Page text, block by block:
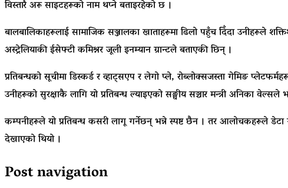
विस्तारै अरू साइटहरूको नाम थप्ने बताइरहेको छ ।
बालबालिकाहरूलाई सामाजिक सञ्जालका खाताहरूमा ढिलो पहुँच दिँदा उनीहरूले
अस्ट्रेलियाकी ईसेफ्टी कमिश्नर जूली इनम्यान ग्रान्टले बताएकी छिन् ।
प्रतिबन्धको सूचीमा डिस्कर्ड र व्हाट्सएप र लेगो प्ले, रोब्लोक्सजस्ता गेमिङ
उनीहरूको सुरक्षाकै लागि यो प्रतिबन्ध ल्याइएको सङ्घीय सञ्चार मन्त्री अनिका वेल्सले
कम्पनीहरूले यो प्रतिबन्ध कसरी लागू गर्नेछन् भन्ने स्पष्ट छैन । तर आलोचकहरूले डेटा
देखाएको थियो ।
Post navigation